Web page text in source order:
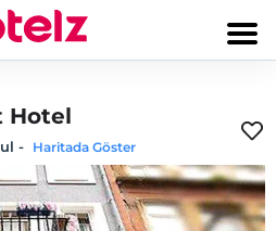
Hotel
- Haritada Göster